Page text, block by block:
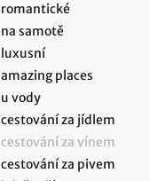
romantické
na samotě
luxusní
amazing places
u vody
cestování za jídlem
cestování za vínem
cestování za pivem